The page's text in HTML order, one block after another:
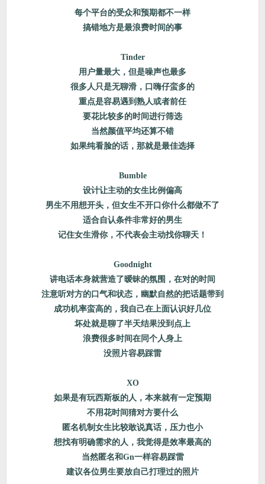
每个平台的受众和预期都不一样
搞错地方是最浪费时间的事
Tinder
用户量最大，但是噪声也最多
很多人只是无聊滑，口嗨仔蛮多的
重点是容易遇到熟人或者前任
要花比较多的时间进行筛选
当然颜值平均还算不错
如果纯看脸的话，那就是最佳选择
Bumble
设计让主动的女生比例偏高
男生不用想开头，但女生不开口你什么都做不了
适合自认条件非常好的男生
记住女生滑你，不代表会主动找你聊天！
Goodnight
讲电话本身就营造了暧昧的氛围，在对的时间
注意听对方的口气和状态，幽默自然的把话题带到
成功机率蛮高的，我自己在上面认识好几位
坏处就是聊了半天结果没到点上
浪费很多时间在同个人身上
没照片容易踩雷
XO
如果是有玩西斯板的人，本来就有一定预期
不用花时间猜对方要什么
匿名机制女生比较敢说真话，压力也小
想找有明确需求的人，我觉得是效率最高的
当然匿名和Gn一样容易踩雷
建议各位男生要放自己打理过的照片